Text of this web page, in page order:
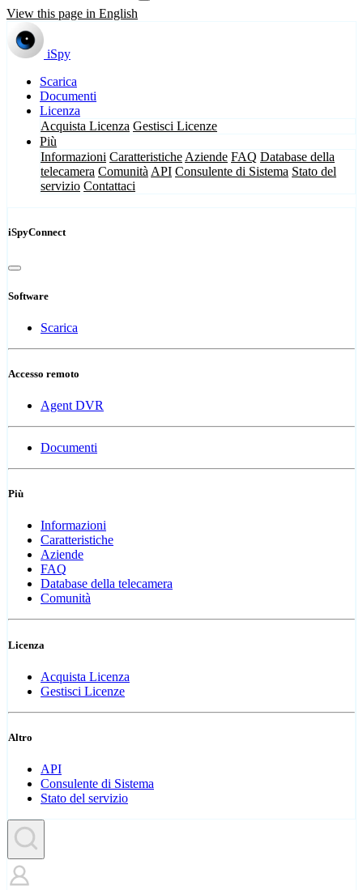
View this page in English
iSpy
Scarica
Documenti
Licenza
Acquista Licenza Gestisci Licenze
Più
Informazioni Caratteristiche Aziende FAQ Database della
telecamera Comunità API Consulente di Sistema Stato del
servizio Contattaci
iSpyConnect
Software
Scarica
Accesso remoto
Agent DVR
Documenti
Più
Informazioni
Caratteristiche
Aziende
FAQ
Database della telecamera
Comunità
Licenza
Acquista Licenza
Gestisci Licenze
Altro
API
Consulente di Sistema
Stato del servizio